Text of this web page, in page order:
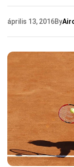
április 13, 2016By